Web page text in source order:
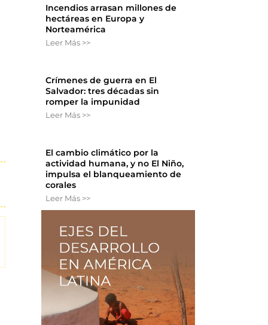
Incendios arrasan millones de
hectáreas en Europa y
Norteamérica
Leer Más >>
Crímenes de guerra en El
Salvador: tres décadas sin
romper la impunidad
Leer Más >>
El cambio climático por la
actividad humana, y no El Niño,
impulsa el blanqueamiento de
corales
Leer Más >>